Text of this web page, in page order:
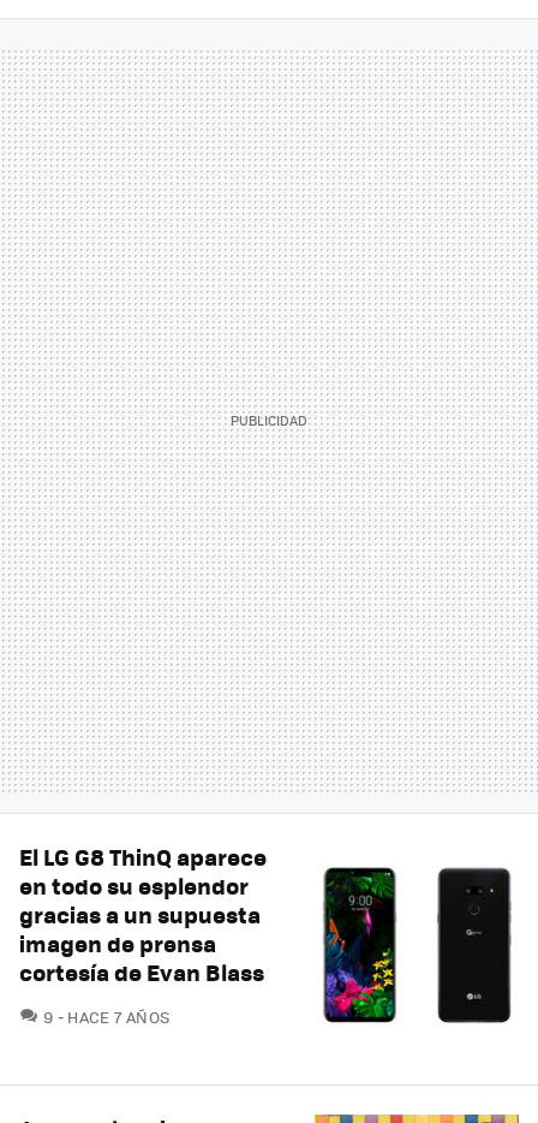
El LG G8 ThinQ aparece
en todo su esplendor
gracias a un supuesta
imagen de prensa
cortesía de Evan Blass
9 COMENTARIOS
HACE 7 AÑOS